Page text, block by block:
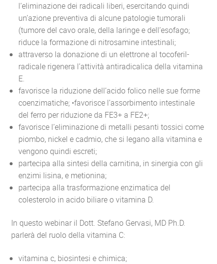
l’eliminazione dei radicali liberi, esercitando quindi
un’azione preventiva di alcune patologie tumorali
(tumore del cavo orale, della laringe e dell’esofago;
riduce la formazione di nitrosamine intestinali;
attraverso la donazione di un elettrone al tocoferil-
radicale rigenera l’attività antiradicalica della vitamina
E.
favorisce la riduzione dell’acido folico nelle sue forme
coenzimatiche; •favorisce l’assorbimento intestinale
del ferro per riduzione da FE3+ a FE2+;
favorisce l’eliminazione di metalli pesanti tossici come
piombo, nickel e cadmio, che si legano alla vitamina e
vengono quindi escreti;
partecipa alla sintesi della carnitina, in sinergia con gli
enzimi lisina, e metionina;
partecipa alla trasformazione enzimatica del
colesterolo in acido biliare o vitamina D.
In questo webinar il Dott. Stefano Gervasi, MD Ph.D.
parlerà del ruolo della vitamina C:
vitamina c, biosintesi e chimica;